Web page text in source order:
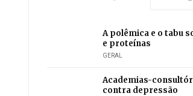
A polêmica e o tabu
e proteínas
GERAL
Academias-
contra depressão